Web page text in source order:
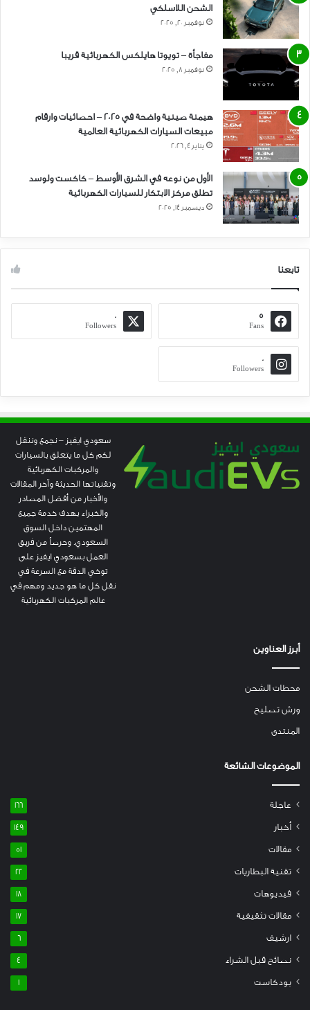
الشحن اللاسلكي
نوفمبر 20, 2025
مفاجأة – تويوتا هايلكس الكهربائية قريبا
نوفمبر 8, 2025
هيمنة صينية واضحة في 2025 – احصائيات وارقام
مبيعات السيارات الكهربائية العالمية
يناير 4, 2026
الأول من نوعه في الشرق الأوسط – كاكست ولوسد
تطلق مركز الابتكار للسيارات الكهربائية
ديسمبر 14, 2025
تابعنا
5
Fans
0
Followers
0
Followers
سعودي ايفيز – نجمع وننقل
لكم كل ما يتعلق بالسيارات
والمركبات الكهربائية
وتقنياتها الحديثة وآخر المقالات
والأخبار من أفضل المصادر
والخبراء بهدف خدمة جميع
المهتمين داخل السوق
السعودي. وحرصاً من فريق
العمل بسعودي ايفيز على
توخي الدقة مع السرعة في
نقل كل ما هو جديد ومهم في
عالم المركبات الكهربائية
أبرز العناوين
محطات الشحن
ورش تصليح
المنتدى
الموضوعات الشائعة
عاجلة 166
أخبار 149
مقالات 51
تقنية البطاريات 22
فيديوهات 18
مقالات تثقيفية 17
ارشيف 6
نصائح قبل الشراء 4
بودكاست 1